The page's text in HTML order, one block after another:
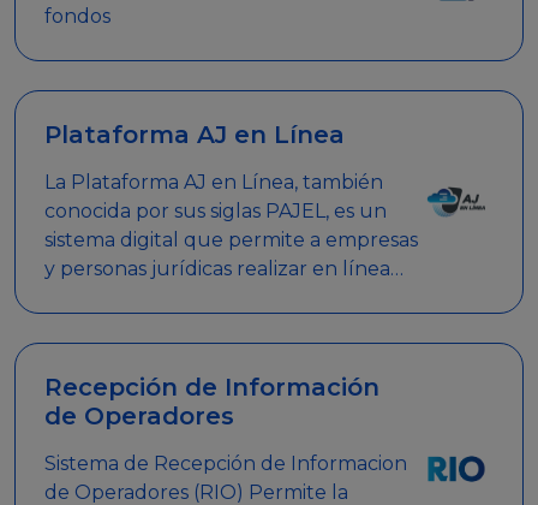
fondos
Plataforma AJ en Línea
La Plataforma AJ en Línea, también
conocida por sus siglas PAJEL, es un
sistema digital que permite a empresas
y personas jurídicas realizar en línea
Recepción de Información
de Operadores
Sistema de Recepción de Informacion
de Operadores (RIO) Permite la